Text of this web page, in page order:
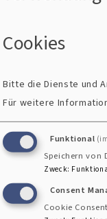
Cookies
Bitte die Dienste und
Für weitere
Funktional
Speichern von
Zweck:
Consent
Cookie